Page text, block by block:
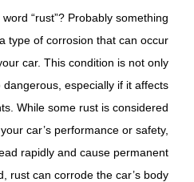
“rust”? Probably something
type of corrosion that can occur
car. This condition is not only
especially if it affects
While some rust is considered
car’s performance or safety,
rapidly and cause permanent
rust can corrode the car’s body